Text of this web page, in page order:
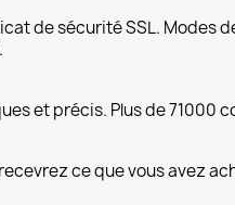
de sécurité SSL. Modes
et précis. Plus de 71000
ce que vous avez